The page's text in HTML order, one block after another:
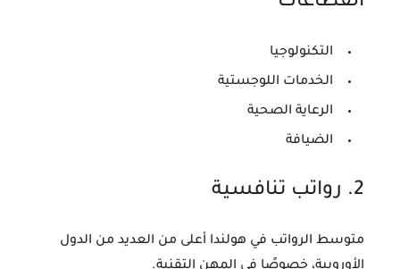
التكنولوجيا
الخدمات اللوجستية
الرعاية الصحية
الضيافة
2. رواتب تنافسية
متوسط الرواتب في هولندا أعلى من العديد من الدول